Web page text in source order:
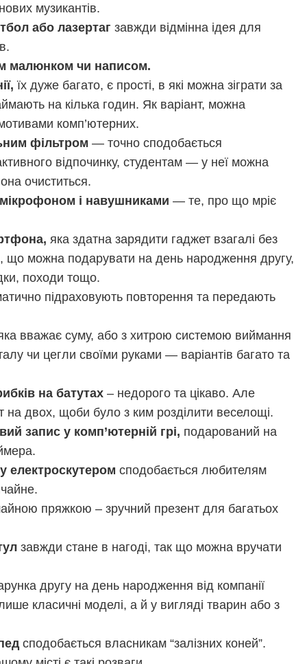
музикантів.
або лазертаг завжди відмінна ідея для
малюнком чи написом.
їх дуже багато, є прості, в які можна зіграти за
на кілька годин. Як варіант, можна
комп’ютерних.
фільтром — точно сподобається
відпочинку, студентам — у неї можна
очиститься.
і навушниками — те, про що мріє
яка здатна зарядити гаджет взагалі без
що можна подарувати на день народження другу,
походи тощо.
підраховують повторення та передають
вважає суму, або з хитрою системою виймання
чи цегли своїми руками — варіантів багато та
на батутах – недорого та цікаво. Але
на двох, щоби було з ким розділити веселощі.
запис у комп’ютерній грі, подарований на
електроскутером сподобається любителям
пряжкою – зручний презент для багатьох
завжди стане в нагоді, так що можна вручати
другу на день народження від компанії
класичні моделі, а й у вигляді тварин або з
сподобається власникам “залізних коней”.